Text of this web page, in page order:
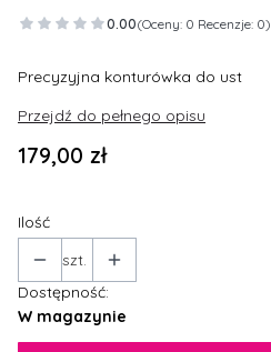
0.00(Oceny: 0 Recenzje: 0)
Precyzyjna konturówka do ust
Przejdź do pełnego opisu
Cena
179,00 zł
Ilość
szt.
Dostępność:
W magazynie